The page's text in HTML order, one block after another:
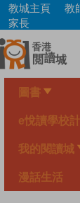
Skip
main
content
教城主頁 教
家長
圖書
e悅讀學校
我的閱讀城
漫話生活